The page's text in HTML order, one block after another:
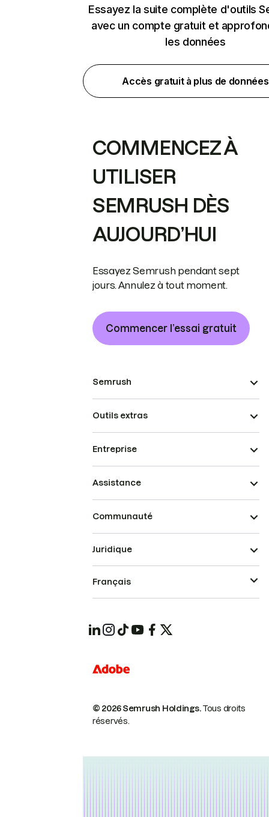
Essayez la suite complète d'outils
avec un compte gratuit et
les données
Accès gratuit à plus de données
COMMENCEZ À
UTILISER
SEMRUSH DÈS
AUJOURD’HUI
Essayez Semrush pendant sept
jours. Annulez à tout moment.
Commencer l’essai gratuit
Semrush
Outils extras
Entreprise
Assistance
Communauté
© 2026 Semrush Holdings.Tous droits
réservés.
Juridique
Français